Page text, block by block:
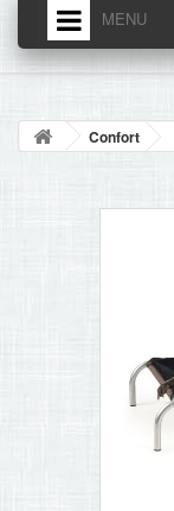
MENU
ACCUEIL
NOUVELLES
CONTACT
Confort